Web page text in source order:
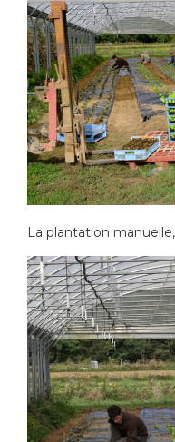
La plantation